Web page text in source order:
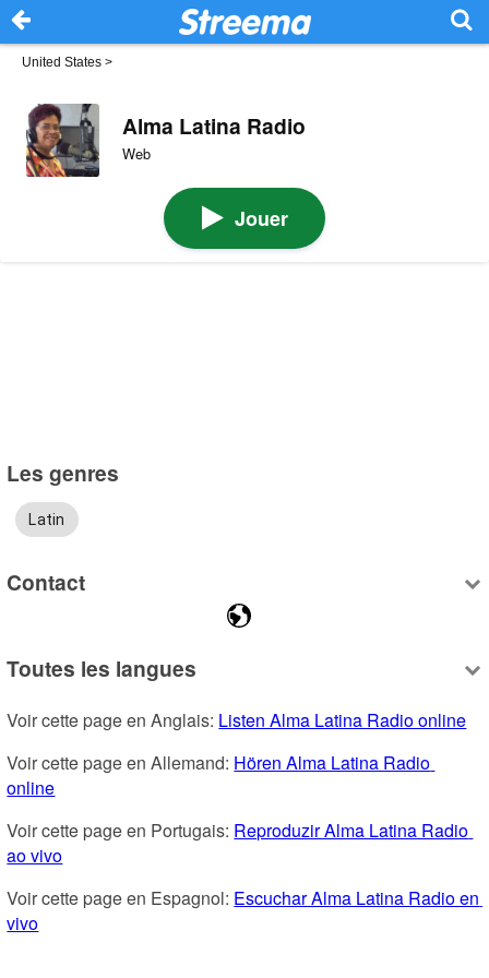
United States >
Alma Latina Radio
Web
Jouer
Les genres
Latin
Contact
Toutes les langues
Voir cette page en Anglais: Listen Alma Latina Radio online
Voir cette page en Allemand: Hören Alma Latina Radio
online
Voir cette page en Portugais: Reproduzir Alma Latina Radio
ao vivo
Voir cette page en Espagnol: Escuchar Alma Latina Radio en
vivo